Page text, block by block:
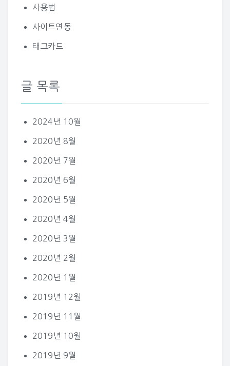
사용법
사이트연동
태그카드
글 목록
2024년 10월
2020년 8월
2020년 7월
2020년 6월
2020년 5월
2020년 4월
2020년 3월
2020년 2월
2020년 1월
2019년 12월
2019년 11월
2019년 10월
2019년 9월